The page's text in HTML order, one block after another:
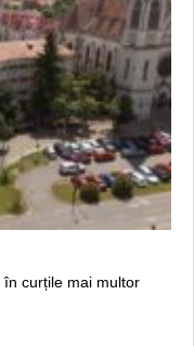
curțile mai multor